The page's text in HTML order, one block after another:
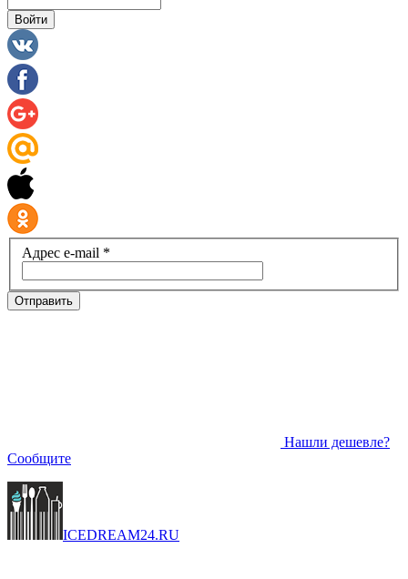
Войти
Адрес e-mail *
Отправить
Нашли дешевле?
Сообщите
ICEDREAM24.RU